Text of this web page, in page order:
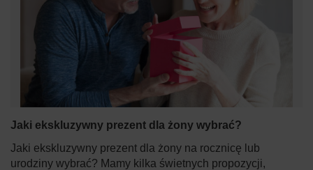
Jaki ekskluzywny prezent dla żony wybrać?
Jaki ekskluzywny prezent dla żony na rocznicę lub
urodziny wybrać? Mamy kilka świetnych propozycji,